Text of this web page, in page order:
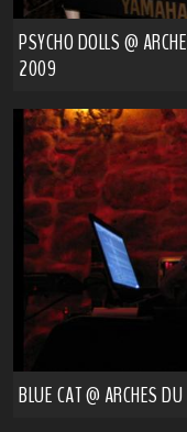
PSYCHO DOLLS @
2009
BLUE CAT @ ARCHES